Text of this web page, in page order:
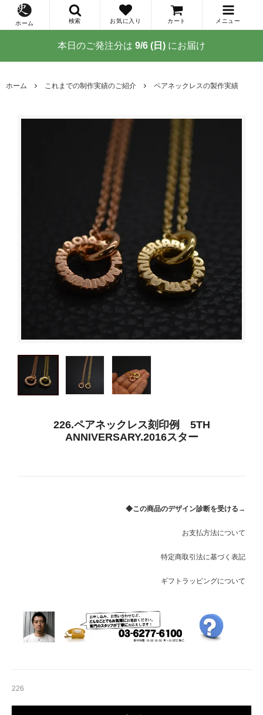
ホーム 検索 お気に入り カート メニュー
本日のご発注分は 9/6 (日) にお届け
ホーム これまでの制作実績のご紹介 ペアネックレスの製作実績
226.ペアネックレス刻印例 5TH
ANNIVERSARY.2016スター
◆この商品のデザイン診断を受ける→
お支払方法について
特定商取引法に基づく表記
ギフトラッピングについて
226